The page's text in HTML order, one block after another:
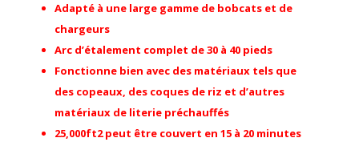
Adapté à une large gamme de bobcats et de
chargeurs
Arc d’étalement complet de 30 à 40 pieds
Fonctionne bien avec des matériaux tels que
des copeaux, des coques de riz et d’autres
matériaux de literie préchauffés
25,000ft2 peut être couvert en 15 à 20 minutes